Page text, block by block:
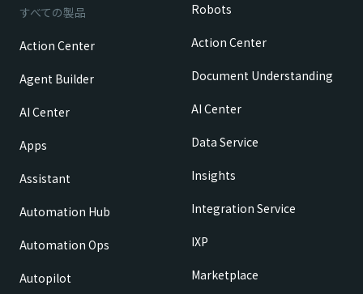
すべての製品
Action Center
Agent Builder
AI Center
Apps
Assistant
Automation Hub
Automation Ops
Autopilot
Robots
Action Center
Document Understanding
AI Center
Data Service
Insights
Integration Service
IXP
Marketplace